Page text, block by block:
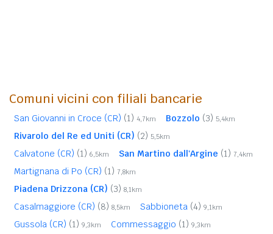
Comuni vicini con filiali bancarie
San Giovanni in Croce (CR) (1) 4,7km Bozzolo (3) 5,4km
Rivarolo del Re ed Uniti (CR) (2) 5,5km
Calvatone (CR) (1) 6,5km San Martino dall'Argine (1) 7,4km
Martignana di Po (CR) (1) 7,8km
Piadena Drizzona (CR) (3) 8,1km
Casalmaggiore (CR) (8) 8,5km Sabbioneta (4) 9,1km
Gussola (CR) (1) 9,3km Commessaggio (1) 9,3km